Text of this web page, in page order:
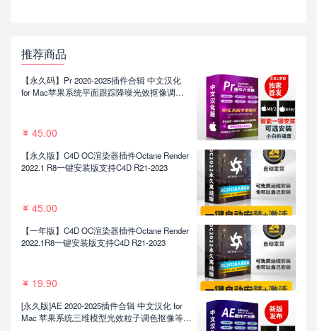
推荐商品
【永久码】Pr 2020-2025插件合辑 中文汉化
for Mac苹果系统平面跟踪降噪光效抠像调色
45.00
【永久版】C4D OC渲染器插件Octane Render
2022.1 R8一键安装版支持C4D R21-2023
45.00
【一年版】C4D OC渲染器插件Octane Render
2022.1R8一键安装版支持C4D R21-2023
19.90
[永久版]AE 2020-2025插件合辑 中文汉化 for
Mac 苹果系统三维模型光效粒子调色抠像等插